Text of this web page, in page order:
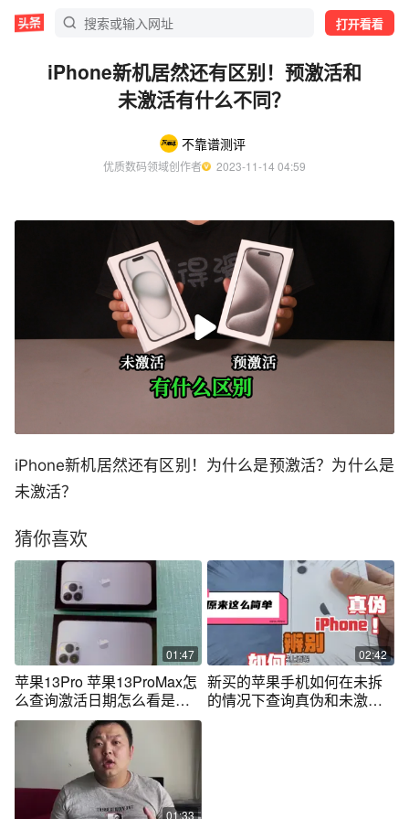
打开看看
iPhone新机居然还有区别！预激活和
未激活有什么不同？
不靠谱测评
优质数码领域创作者
  2023-11-14 04:59
iPhone新机居然还有区别！为什么是预激活？为什么是
未激活？
猜你喜欢
01:47
苹果13Pro 苹果13ProMax怎
么查询激活日期怎么看是不
是原封未拆封
02:42
新买的苹果手机如何在未拆
的情况下查询真伪和未激
01:33